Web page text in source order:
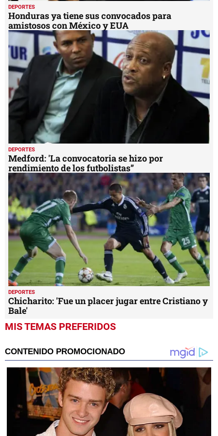
DEPORTES
Honduras ya tiene sus convocados para
amistosos con México y EUA
DEPORTES
Medford: 'La convocatoria se hizo por
rendimiento de los futbolistas”
DEPORTES
Chicharito: 'Fue un placer jugar entre Cristiano y
Bale'
MIS TEMAS PREFERIDOS